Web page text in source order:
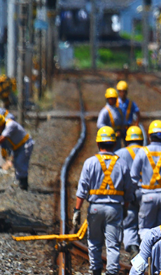
事業内容
採用情報
先輩社員の声
募集要項
お問合せ